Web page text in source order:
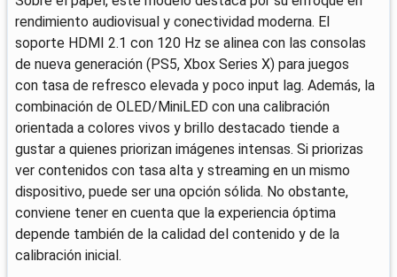
rendimiento audiovisual y conectividad moderna. El
soporte HDMI 2.1 con 120 Hz se alinea con las consolas
de nueva generación (PS5, Xbox Series X) para juegos
con tasa de refresco elevada y poco input lag. Además, la
combinación de OLED/MiniLED con una calibración
orientada a colores vivos y brillo destacado tiende a
gustar a quienes priorizan imágenes intensas. Si priorizas
ver contenidos con tasa alta y streaming en un mismo
dispositivo, puede ser una opción sólida. No obstante,
conviene tener en cuenta que la experiencia óptima
depende también de la calidad del contenido y de la
calibración inicial.